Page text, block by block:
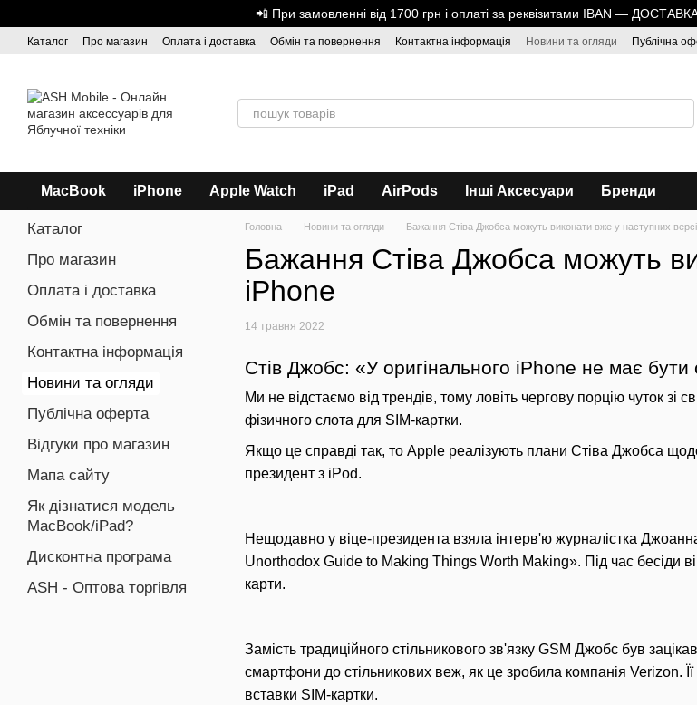
📲 При замовленні від 1700 грн і оплаті за реквізитами IBAN —
Каталог Про магазин Оплата і доставка Обмін та повернення Контактна інформація Новини та огляди Публічна
MacBook iPhone Apple Watch iPad AirPods Інші Аксесуари Бренди
Головна Новини та огляди Бажання Стіва Джобса можуть виконати вже у наступних
Бажання Стіва Джобса можуть
iPhone
14 травня 2022
Стів Джобс: «У оригінального iPhone не має бути
Ми не відстаємо від трендів, тому ловіть чергову порцію чуток
фізичного слота для SIM-картки.
Якщо це справді так, то Apple реалізують плани Стіва Джобса
президент з iPod.
Нещодавно у віце-президента взяла інтерв'ю журналістка
Unorthodox Guide to Making Things Worth Making». Під час бесіди
карти.
Замість традиційного стільникового зв'язку GSM Джобс був
смартфони до стільникових веж, як це зробила компанія Verizon.
вставки SIM-картки.
Каталог
Про магазин
Оплата і доставка
Обмін та повернення
Контактна інформація
Новини та огляди
Публічна оферта
Відгуки про магазин
Мапа сайту
Як дізнатися модель
MacBook/iPad?
Дисконтна програма
ASH - Оптова торгівля